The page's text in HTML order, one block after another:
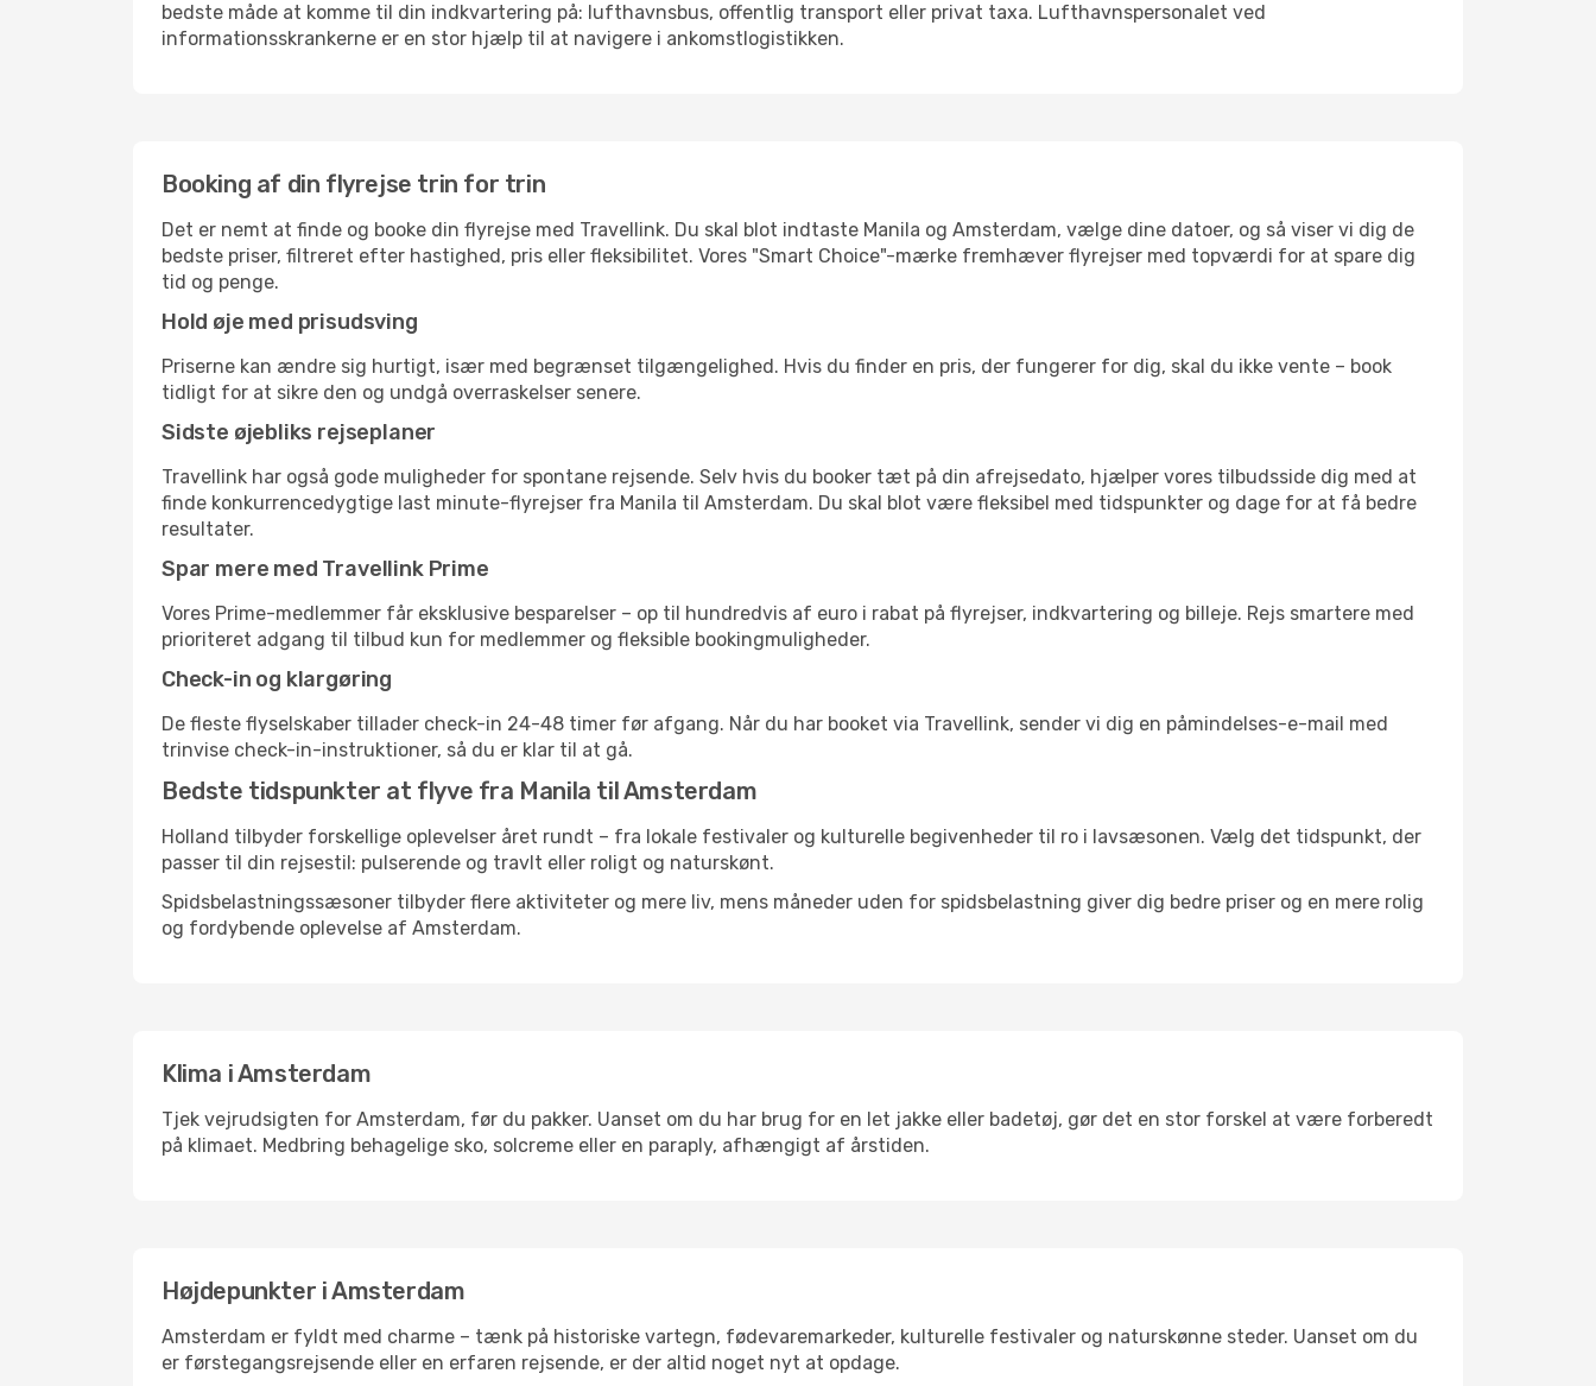
bedste måde at komme til din indkvartering på: lufthavnsbus, offentlig transport eller privat taxa. Lufthavnspersonalet ved
informationsskrankerne er en stor hjælp til at navigere i ankomstlogistikken.
Booking af din flyrejse trin for trin
Det er nemt at finde og booke din flyrejse med Travellink. Du skal blot indtaste Manila og Amsterdam, vælge dine datoer, og så viser vi dig de
bedste priser, filtreret efter hastighed, pris eller fleksibilitet. Vores "Smart Choice"-mærke fremhæver flyrejser med topværdi for at spare dig
tid og penge.
Hold øje med prisudsving
Priserne kan ændre sig hurtigt, især med begrænset tilgængelighed. Hvis du finder en pris, der fungerer for dig, skal du ikke vente – book
tidligt for at sikre den og undgå overraskelser senere.
Sidste øjebliks rejseplaner
Travellink har også gode muligheder for spontane rejsende. Selv hvis du booker tæt på din afrejsedato, hjælper vores tilbudsside dig med at
finde konkurrencedygtige last minute-flyrejser fra Manila til Amsterdam. Du skal blot være fleksibel med tidspunkter og dage for at få bedre
resultater.
Spar mere med Travellink Prime
Vores Prime-medlemmer får eksklusive besparelser – op til hundredvis af euro i rabat på flyrejser, indkvartering og billeje. Rejs smartere med
prioriteret adgang til tilbud kun for medlemmer og fleksible bookingmuligheder.
Check-in og klargøring
De fleste flyselskaber tillader check-in 24-48 timer før afgang. Når du har booket via Travellink, sender vi dig en påmindelses-e-mail med
trinvise check-in-instruktioner, så du er klar til at gå.
Bedste tidspunkter at flyve fra Manila til Amsterdam
Holland tilbyder forskellige oplevelser året rundt – fra lokale festivaler og kulturelle begivenheder til ro i lavsæsonen. Vælg det tidspunkt, der
passer til din rejsestil: pulserende og travlt eller roligt og naturskønt.
Spidsbelastningssæsoner tilbyder flere aktiviteter og mere liv, mens måneder uden for spidsbelastning giver dig bedre priser og en mere rolig
og fordybende oplevelse af Amsterdam.
Klima i Amsterdam
Tjek vejrudsigten for Amsterdam, før du pakker. Uanset om du har brug for en let jakke eller badetøj, gør det en stor forskel at være forberedt
på klimaet. Medbring behagelige sko, solcreme eller en paraply, afhængigt af årstiden.
Højdepunkter i Amsterdam
Amsterdam er fyldt med charme – tænk på historiske vartegn, fødevaremarkeder, kulturelle festivaler og naturskønne steder. Uanset om du
er førstegangsrejsende eller en erfaren rejsende, er der altid noget nyt at opdage.